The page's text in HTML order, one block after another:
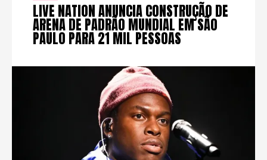
LIVE NATION ANUNCIA CONSTRUÇÃO DE
ARENA DE PADRÃO MUNDIAL EM SÃO
PAULO PARA 21 MIL PESSOAS